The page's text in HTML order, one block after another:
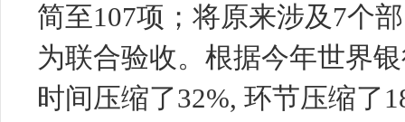
简至107项；将原来涉及7个
为联合验收。根据今年世界
时间压缩了32%, 环节压缩了